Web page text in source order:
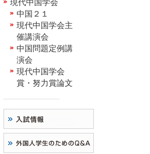
中国２１
現代中国学会主
催講演会
中国問題定例講
演会
現代中国学会
賞・努力賞論文